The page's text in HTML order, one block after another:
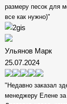
размеру песок для
все как нужно)"
Ульянов Марк
25.07.2024
"Недавно заказал
менеджеру Елене за